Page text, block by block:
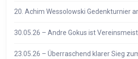
20. Achim Wessolowski Gedenkturnier
30.05.26 – Andre Gokus ist
23.05.26 – Überraschend klarer Sieg